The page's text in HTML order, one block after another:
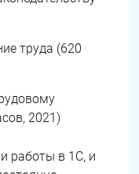
труда (620
2021)
работы в 1С, и